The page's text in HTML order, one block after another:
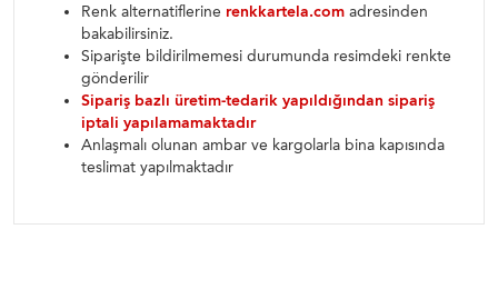
Renk alternatiflerine renkkartela.com adresinden
bakabilirsiniz.
Siparişte bildirilmemesi durumunda resimdeki renkte
gönderilir
Sipariş bazlı üretim-tedarik yapıldığından sipariş
iptali yapılamamaktadır
Anlaşmalı olunan ambar ve kargolarla bina kapısında
teslimat yapılmaktadır